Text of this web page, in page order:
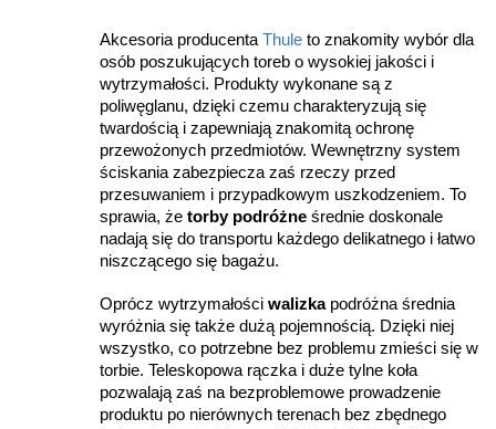
Akcesoria producenta Thule to znakomity wybór dla
osób poszukujących toreb o wysokiej jakości i
wytrzymałości. Produkty wykonane są z
poliwęglanu, dzięki czemu charakteryzują się
twardością i zapewniają znakomitą ochronę
przewożonych przedmiotów. Wewnętrzny system
ściskania zabezpiecza zaś rzeczy przed
przesuwaniem i przypadkowym uszkodzeniem. To
sprawia, że torby podróżne średnie doskonale
nadają się do transportu każdego delikatnego i łatwo
niszczącego się bagażu.
Oprócz wytrzymałości walizka podróżna średnia
wyróżnia się także dużą pojemnością. Dzięki niej
wszystko, co potrzebne bez problemu zmieści się w
torbie. Teleskopowa rączka i duże tylne koła
pozwalają zaś na bezproblemowe prowadzenie
produktu po nierównych terenach bez zbędnego